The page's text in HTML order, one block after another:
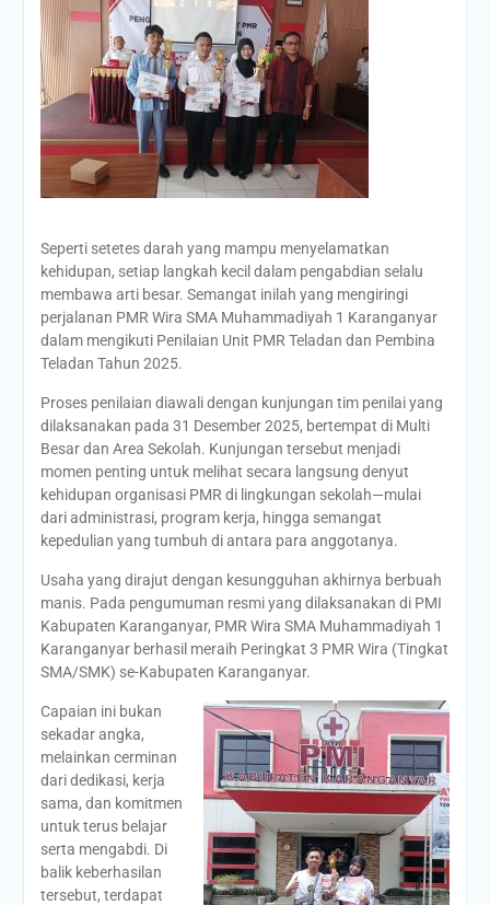
Seperti setetes darah yang mampu menyelamatkan
kehidupan, setiap langkah kecil dalam pengabdian selalu
membawa arti besar. Semangat inilah yang mengiringi
perjalanan PMR Wira SMA Muhammadiyah 1 Karanganyar
dalam mengikuti Penilaian Unit PMR Teladan dan Pembina
Teladan Tahun 2025.
Proses penilaian diawali dengan kunjungan tim penilai yang
dilaksanakan pada 31 Desember 2025, bertempat di Multi
Besar dan Area Sekolah. Kunjungan tersebut menjadi
momen penting untuk melihat secara langsung denyut
kehidupan organisasi PMR di lingkungan sekolah—mulai
dari administrasi, program kerja, hingga semangat
kepedulian yang tumbuh di antara para anggotanya.
Usaha yang dirajut dengan kesungguhan akhirnya berbuah
manis. Pada pengumuman resmi yang dilaksanakan di PMI
Kabupaten Karanganyar, PMR Wira SMA Muhammadiyah 1
Karanganyar berhasil meraih Peringkat 3 PMR Wira (Tingkat
SMA/SMK) se-Kabupaten Karanganyar.
Capaian ini bukan
sekadar angka,
melainkan cerminan
dari dedikasi, kerja
sama, dan komitmen
untuk terus belajar
serta mengabdi. Di
balik keberhasilan
tersebut, terdapat